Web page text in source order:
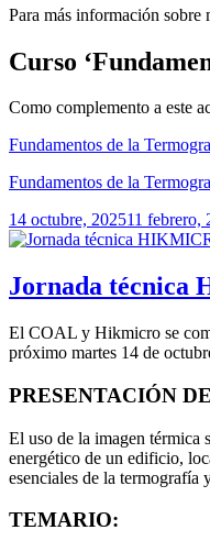
Para más información sobre
Curso
Como complemento a este
Fundamentos de la
Fundamentos de la
Publicado
el
14 octubre, 202511 febrero,
Jornada técnica
El COAL y Hikmicro se
próximo martes 14 de
PRESENTACIÓN
El uso de la imagen térmica
energético de un edificio,
esenciales de la termografía
TEMARIO: